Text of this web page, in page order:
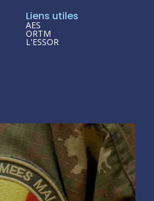
Liens utiles
AES
ORTM
L'ESSOR